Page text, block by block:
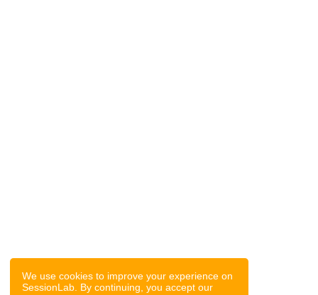
We use cookies to improve your experience on
SessionLab. By continuing, you accept our